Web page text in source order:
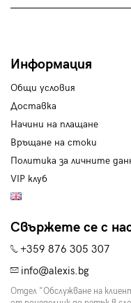
Информация
Общи условия
Доставка
Начини на плащане
Връщане на стоки
Политика за личните
VIP клуб
Свържете се с
+359 876 305 307
info@alexis.bg
Отдел "Обслужване на